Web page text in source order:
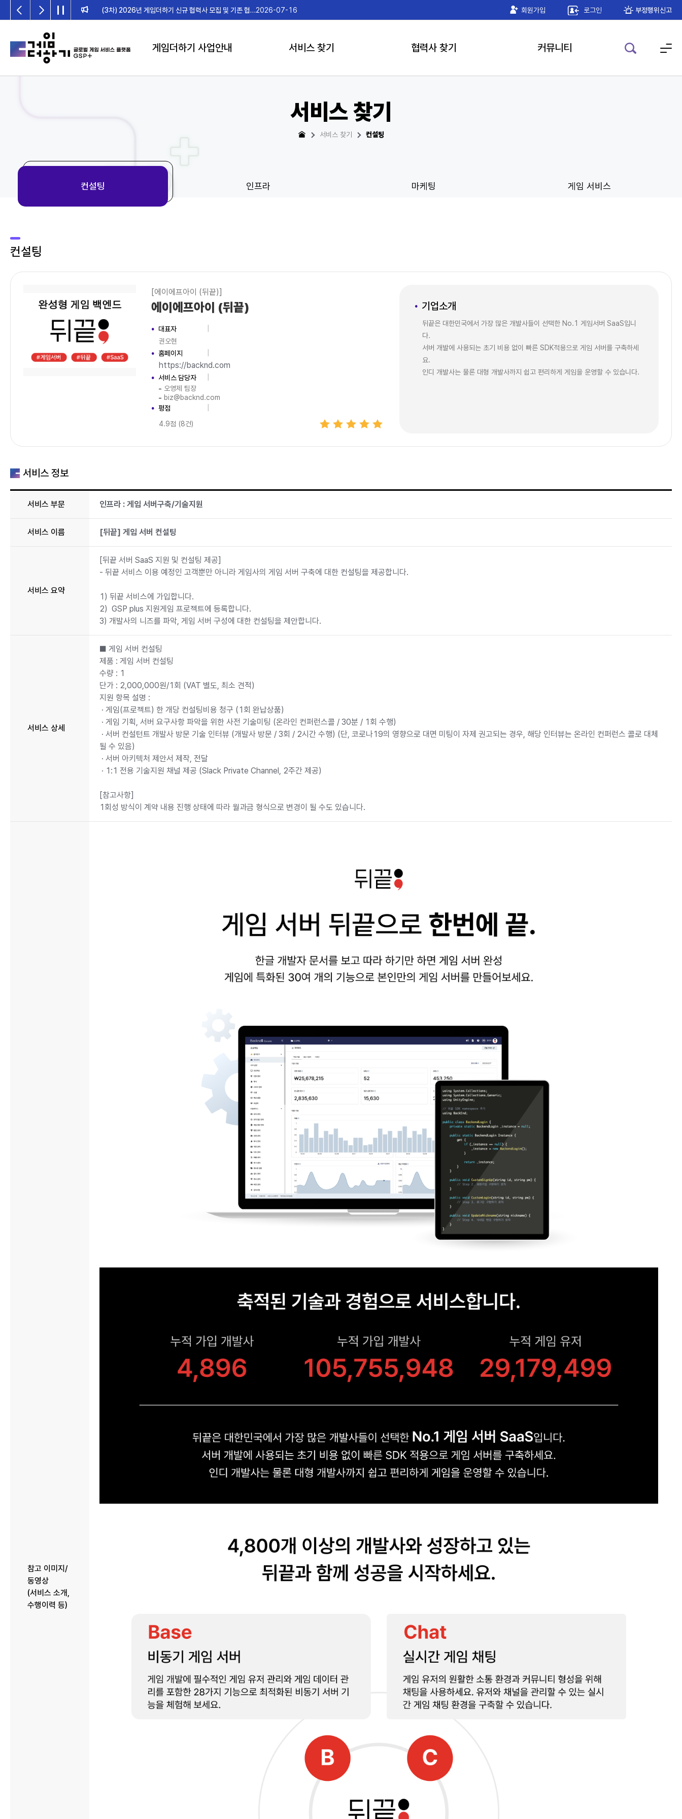
2026년 게임더하기 검수위원회 일정 안내 2026-07-15 게임더하기 공인인증 모듈 안내 2026-05-22
회원가입 로그인 부정행위신고
게임더하기 사업안내 서비스 찾기 협력사 찾기 커뮤니티
서비스 찾기
서비스 찾기 컨설팅
컨설팅 인프라 마케팅 게임 서비스
컨설팅
[에이에프아이 (뒤끝)]
에이에프아이 (뒤끝)
대표자
권오현
홈페이지
https://backnd.com
서비스 담당자
오영제 팀장
biz@backnd.com
평점
4.9점 (8건)
기업소개
뒤끝은 대한민국에서 가장 많은 개발사들이 선택한 No.1 게임서버 SaaS입니
다.
서버 개발에 사용되는 초기 비용 없이 빠른 SDK적용으로 게임 서버를 구축하세
요.
인디 개발사는 물론 대형 개발사까지 쉽고 편리하게 게임을 운영할 수 있습니다.
서비스 정보
서비스 부문 인프라 : 게임 서버구축/기술지원
서비스 이름 [뒤끝] 게임 서버 컨설팅
서비스 요약
[뒤끝 서버 SaaS 지원 및 컨설팅 제공]
- 뒤끝 서비스 이용 예정인 고객뿐만 아니라 게임사의 게임 서버 구축에 대한 컨설팅을 제공합니다.
1) 뒤끝 서비스에 가입합니다.
2) GSP plus 지원게임 프로젝트에 등록합니다.
3) 개발사의 니즈를 파악, 게임 서버 구성에 대한 컨설팅을 제안합니다.
서비스 상세
■ 게임 서버 컨설팅
제품 : 게임 서버 컨설팅
수량 : 1
단가 : 2,000,000원/1회 (VAT 별도, 최소 견적)
지원 항목 설명 :
· 게임(프로젝트) 한 개당 컨설팅비용 청구 (1회 완납상품)
· 게임 기획, 서버 요구사항 파악을 위한 사전 기술미팅 (온라인 컨퍼런스콜 / 30분 / 1회 수행)
· 서버 컨설턴트 개발사 방문 기술 인터뷰 (개발사 방문 / 3회 / 2시간 수행) (단, 코로나19의 영향으로 대면 미팅이 자제 권고되는 경우, 해당 인터뷰는 온라인 컨퍼런스 콜로 대체
될 수 있음)
· 서버 아키텍처 제안서 제작, 전달
· 1:1 전용 기술지원 채널 제공 (Slack Private Channel, 2주간 제공)
[참고사항]
1회성 방식이 계약 내용 진행 상태에 따라 월과금 형식으로 변경이 될 수도 있습니다.
참고 이미지/
동영상
(서비스 소개,
수행이력 등)